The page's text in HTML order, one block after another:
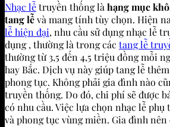
Nhạc lễtruyền thống là hạng mục
tang lễvà mang tính tùy chọn. Hiện
lễ hiện đại, nhu cầu sử dụng nhạc lễ
dụng , thường là trong các tang lễ
thường từ 3,5 đến 4,5 triệu đồng mỗi
hay Bắc. Dịch vụ này giúp tang lễ
phong tục. Không phải gia đình nào
truyền thống. Do đó, chi phí sẽ được
có nhu cầu. Việc lựa chọn nhạc lễ
và phong tục vùng miền. Gia đình nên